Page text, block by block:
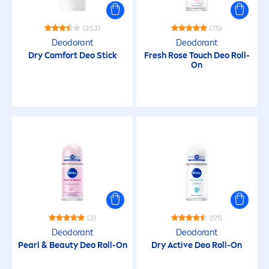
Normale Haut
Männer
AUSGEWÄHLTE FILTER
(253)
Deodorant
Dry Comfort Deo Stick
(75)
Deodorant
Fresh RoseTouch Deo Roll-
On
(2)
Deodorant
Pearl & BeautyDeo Roll-On
(171)
Deodorant
DryActive Deo Roll-On